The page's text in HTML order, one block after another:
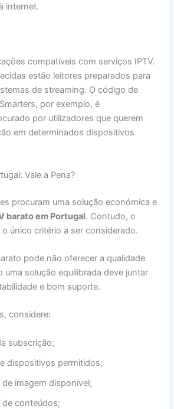
internet.
compatíveis com serviços IPTV.
estão leitores preparados para
de streaming. O código de
por exemplo, é
por utilizadores que querem
em determinados dispositivos
Vale a Pena?
procuram uma solução económica e
barato em Portugal. Contudo, o
único critério a ser considerado.
pode não oferecer a qualidade
uma solução equilibrada deve juntar
e bom suporte.
considere:
subscrição;
dispositivos permitidos;
de imagem disponível;
de conteúdos;